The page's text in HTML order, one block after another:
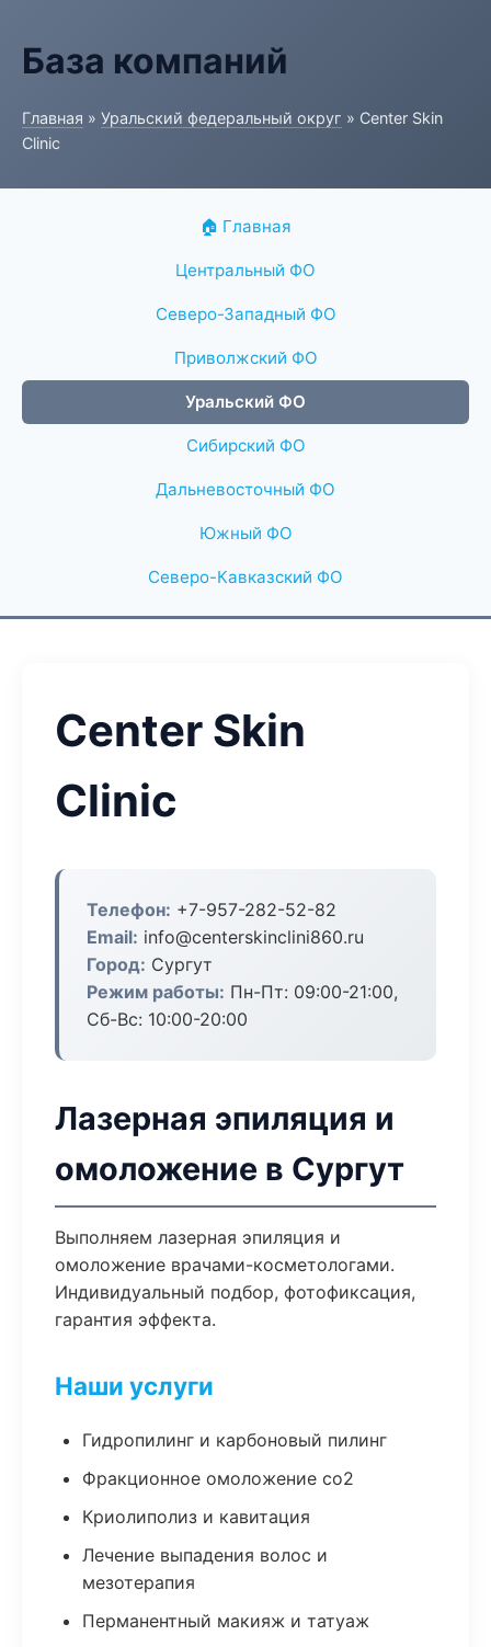
База компаний
Главная » Уральский федеральный округ » Center Skin
Clinic
🏠 Главная
Центральный ФО
Северо-Западный ФО
Приволжский ФО
Уральский ФО
Сибирский ФО
Дальневосточный ФО
Южный ФО
Северо-Кавказский ФО
Center Skin
Clinic
Телефон: +7-957-282-52-82
Email: info@centerskinclini860.ru
Город: Сургут
Режим работы: Пн-Пт: 09:00-21:00,
Сб-Вс: 10:00-20:00
Лазерная эпиляция и
омоложение в Сургут
Выполняем лазерная эпиляция и
омоложение врачами-косметологами.
Индивидуальный подбор, фотофиксация,
гарантия эффекта.
Наши услуги
Гидропилинг и карбоновый пилинг
Фракционное омоложение co2
Криолиполиз и кавитация
Лечение выпадения волос и
мезотерапия
Перманентный макияж и татуаж